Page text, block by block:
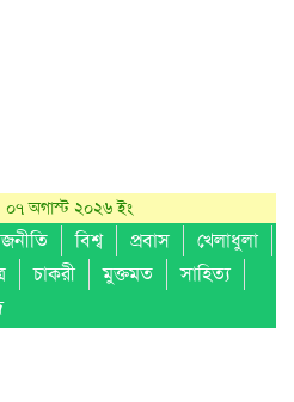
অগাস্ট ২০২৬ ইং
বিশ্ব প্রবাস
খেলাধুলা
চাকরী মুক্তমত
সাহিত্য